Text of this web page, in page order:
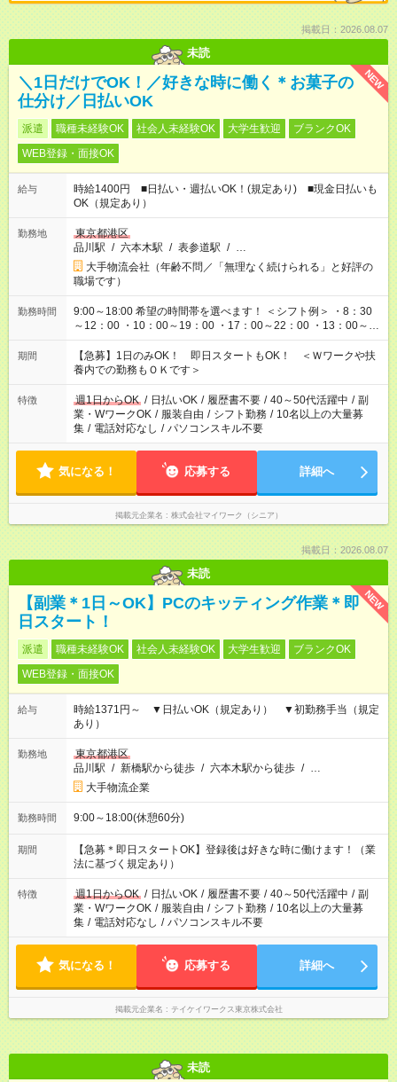
掲載日：2026.08.07
未読
NEW
＼1日だけでOK！／好きな時に働く＊お菓子の
仕分け／日払いOK
派遣 職種未経験OK 社会人未経験OK 大学生歓迎
ブランクOK
WEB登録・面接OK
給与
時給1400円 ■日払い・週払いOK！(規定あり) ■現金日払いも
OK（規定あり）
勤務地
東京都港区
品川駅 / 六本木駅 / 表参道駅 / …
大手物流会社（年齢不問／「無理なく続けられる」と好評の
職場です）
勤務時間
9:00～18:00 希望の時間帯を選べます！ ＜シフト例＞ ・8：30
～12：00 ・10：00～19：00 ・17：00～22：00 ・13：00～
22：00 ・22：00～翌6：00 など
期間
【急募】1日のみOK！ 即日スタートもOK！ ＜Ｗワークや扶
養内での勤務もＯＫです＞
特徴 週1日からOK / 日払いOK / 履歴書不要 / 40～50代活躍中 / 副
業・WワークOK / 服装自由 / シフト勤務 / 10名以上の大量募
集 / 電話対応なし / パソコンスキル不要
気になる！ 応募する 詳細へ
掲載元企業名 株式会社マイワーク（シニア）
掲載日：2026.08.07
未読
NEW
【副業＊1日～OK】PCのキッティング作業＊即
日スタート！
派遣 職種未経験OK 社会人未経験OK 大学生歓迎
ブランクOK
WEB登録・面接OK
給与
時給1371円～ ▼日払いOK（規定あり） ▼初勤務手当（規定
あり）
勤務地
東京都港区
品川駅 / 新橋駅から徒歩 / 六本木駅から徒歩 / …
大手物流企業
勤務時間 9:00～18:00(休憩60分)
期間
【急募＊即日スタートOK】登録後は好きな時に働けます！（業
法に基づく規定あり）
特徴 週1日からOK / 日払いOK / 履歴書不要 / 40～50代活躍中 / 副
業・WワークOK / 服装自由 / シフト勤務 / 10名以上の大量募
集 / 電話対応なし / パソコンスキル不要
気になる！ 応募する 詳細へ
掲載元企業名 テイケイワークス東京株式会社
未読